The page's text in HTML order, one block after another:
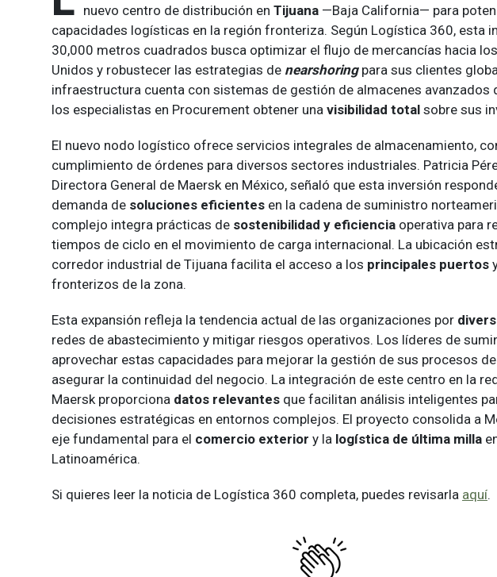
nuevo centro de distribución en Tijuana —Baja California— para
capacidades logísticas en la región fronteriza. Según Logística 360, esta
30,000 metros cuadrados busca optimizar el flujo de mercancías hacia
Unidos y robustecer las estrategias de nearshoringpara sus clientes
infraestructura cuenta con sistemas de gestión de almacenes avanzados
los especialistas en Procurement obtener una visibilidad total sobre sus
El nuevo nodo logístico ofrece servicios integrales de almacenamiento,
cumplimiento de órdenes para diversos sectores industriales. Patricia
Directora General de Maersk en México, señaló que esta inversión
demanda de soluciones eficientes en la cadena de suministro
complejo integra prácticas de sostenibilidad y eficiencia operativa para
tiempos de ciclo en el movimiento de carga internacional. La ubicación
corredor industrial de Tijuana facilita el acceso a los principales puertos
fronterizos de la zona.
Esta expansión refleja la tendencia actual de las organizaciones por
redes de abastecimiento y mitigar riesgos operativos. Los líderes de
aprovechar estas capacidades para mejorar la gestión de sus procesos
asegurar la continuidad del negocio. La integración de este centro en la
Maersk proporciona datos relevantes que facilitan análisis inteligentes
decisiones estratégicas en entornos complejos. El proyecto consolida a
eje fundamental para el comercio exterior y la logística de última milla
Latinoamérica.
Si quieres leer la noticia de Logística 360 completa, puedes revisarla aquí.